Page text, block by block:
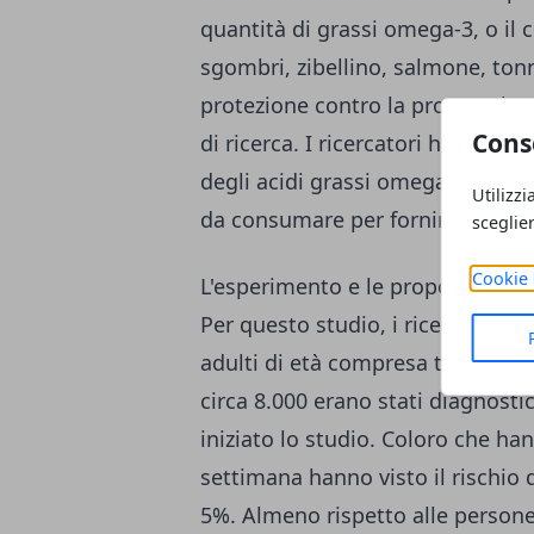
Cookie
quantità di grassi omega-3, o il
sgombri, zibellino, salmone,
protezione contro la
di ricerca. I ricercatori hanno
degli acidi grassi omega-3, ma
da consumare per fornire
L'esperimento e le proposte
Per questo studio, i ricercatori
adulti di età compresa tra 46 e
circa 8.000 erano stati
iniziato lo studio. Coloro che
settimana hanno visto il rischio
5%. Almeno rispetto alle